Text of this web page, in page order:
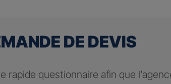
DE DEVIS
rapide questionnaire afin que